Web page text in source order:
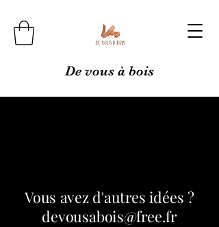
De vous à bois
Vous avez d'autres idées ?
devousabois@free.fr